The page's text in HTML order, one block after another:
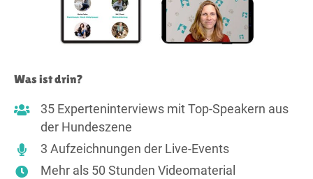
Was ist drin?
35 Experteninterviews mit Top-Speakern aus
der Hundeszene
3 Aufzeichnungen der Live-Events
Mehr als 50 Stunden Videomaterial